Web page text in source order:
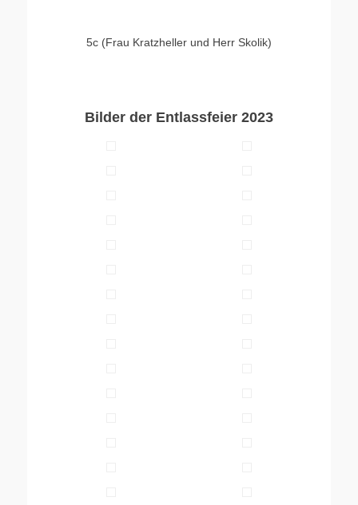
5c (Frau Kratzheller und Herr Skolik)
Bilder der Entlassfeier 2023